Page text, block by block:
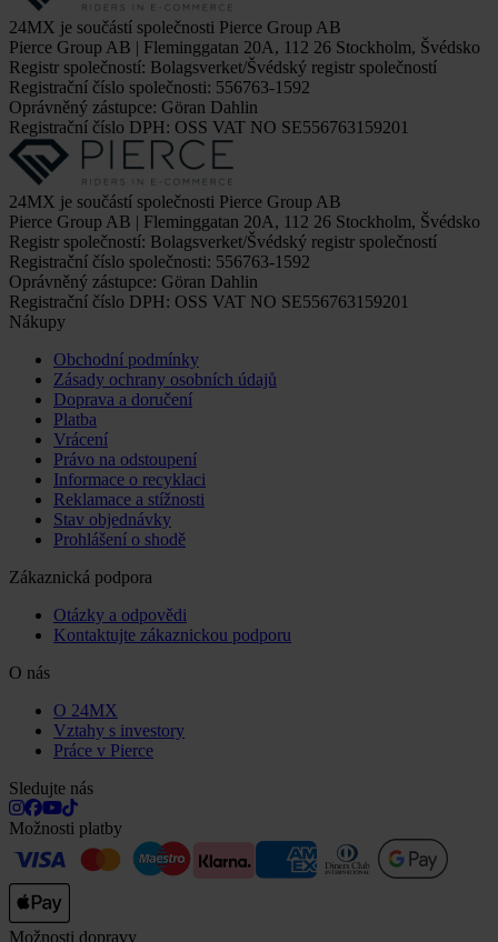
24MX je součástí společnosti Pierce Group AB
Pierce Group AB | Fleminggatan 20A, 112 26 Stockholm, Švédsko
Registr společností: Bolagsverket/Švédský registr společností
Registrační číslo společnosti: 556763-1592
Oprávněný zástupce: Göran Dahlin
Registrační číslo DPH: OSS VAT NO SE556763159201
24MX je součástí společnosti Pierce Group AB
Pierce Group AB | Fleminggatan 20A, 112 26 Stockholm, Švédsko
Registr společností: Bolagsverket/Švédský registr společností
Registrační číslo společnosti: 556763-1592
Oprávněný zástupce: Göran Dahlin
Registrační číslo DPH: OSS VAT NO SE556763159201
Nákupy
Obchodní podmínky
Zásady ochrany osobních údajů
Doprava a doručení
Platba
Vrácení
Právo na odstoupení
Informace o recyklaci
Reklamace a stížnosti
Stav objednávky
Prohlášení o shodě
Zákaznická podpora
Otázky a odpovědi
Kontaktujte zákaznickou podporu
O nás
O 24MX
Vztahy s investory
Práce v Pierce
Sledujte nás
Možnosti platby
Možnosti dopravy